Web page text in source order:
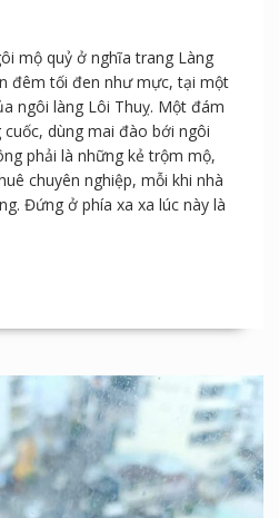
mộ quỷ ở nghĩa trang Làng
đêm tối đen như mực, tại một
ngôi làng Lôi Thuỵ. Một đám
dùng mai đào bới ngôi
phải là những kẻ trộm mộ,
chuyên nghiệp, mỗi khi nhà
Đứng ở phía xa xa lúc này là